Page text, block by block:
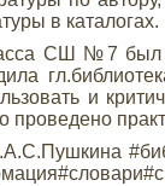
в каталогах.
СШ №7 был
и